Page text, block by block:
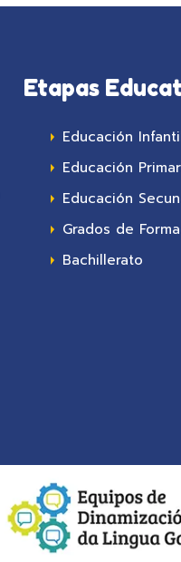
Etapas
Educación
Educación
Educación
Grados de
Bachillerato